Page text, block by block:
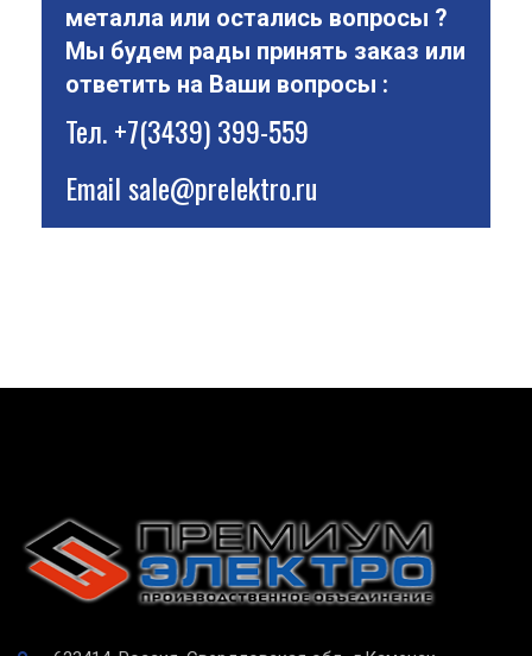
металла или остались вопросы ?
Мы будем рады принять заказ или
ответить на Ваши вопросы :
Тел.+7(3439) 399-559
Emailsale@prelektro.ru